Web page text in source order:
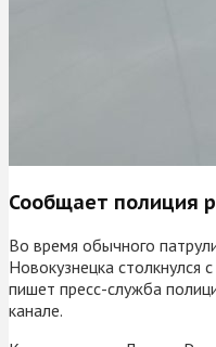
Сообщает полиция
Во время обычного
Новокузнецка столкнулся
пишет пресс-служба
канале.